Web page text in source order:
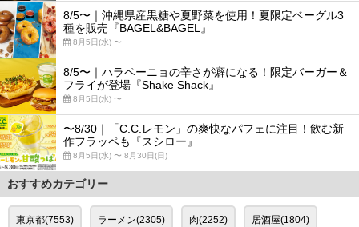
8/5〜｜沖縄県産黒糖や夏野菜を使用！夏限定ベーグル3
種を販売『BAGEL&BAGEL』
8月5日(水) 〜
8/5〜｜ハラペーニョの辛さが癖になる！限定バーガー＆
フライが登場『Shake Shack』
8月5日(水) 〜
〜8/30｜「C.C.レモン」の爽快なパフェに注目！飲む新
作フラッペも『スシロー』
8月5日(水) 〜 8月30日(日)
おすすめカテゴリー
東京都(7553) ラーメン(2305) 肉(2252) 居酒屋(1804)